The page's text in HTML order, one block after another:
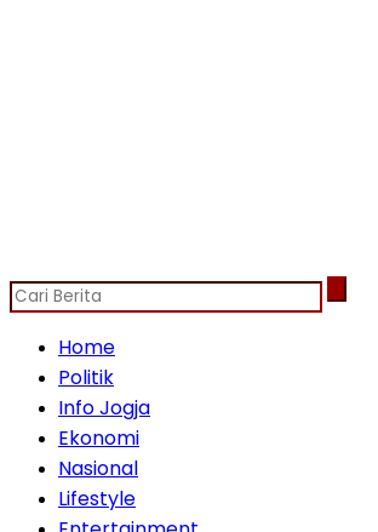
Home
Politik
Info Jogja
Ekonomi
Nasional
Lifestyle